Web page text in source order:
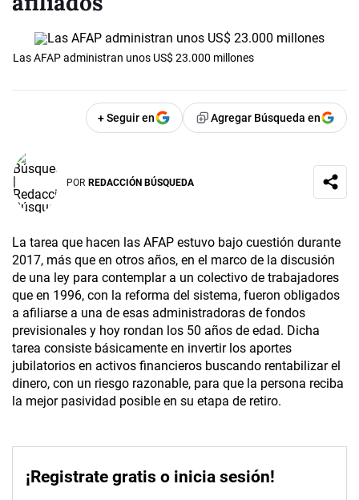
Las AFAP administran unos US$ 23.000 millones
+ Seguir en Agregar Búsqueda en
POR REDACCIÓN BÚSQUEDA
La tarea que hacen las AFAP estuvo bajo cuestión durante
2017, más que en otros años, en el marco de la discusión
de una ley para contemplar a un colectivo de trabajadores
que en 1996, con la reforma del sistema, fueron obligados
a afiliarse a una de esas administradoras de fondos
previsionales y hoy rondan los 50 años de edad. Dicha
tarea consiste básicamente en invertir los aportes
jubilatorios en activos financieros buscando rentabilizar el
dinero, con un riesgo razonable, para que la persona reciba
la mejor pasividad posible en su etapa de retiro.
¡Registrate gratis o inicia sesión!